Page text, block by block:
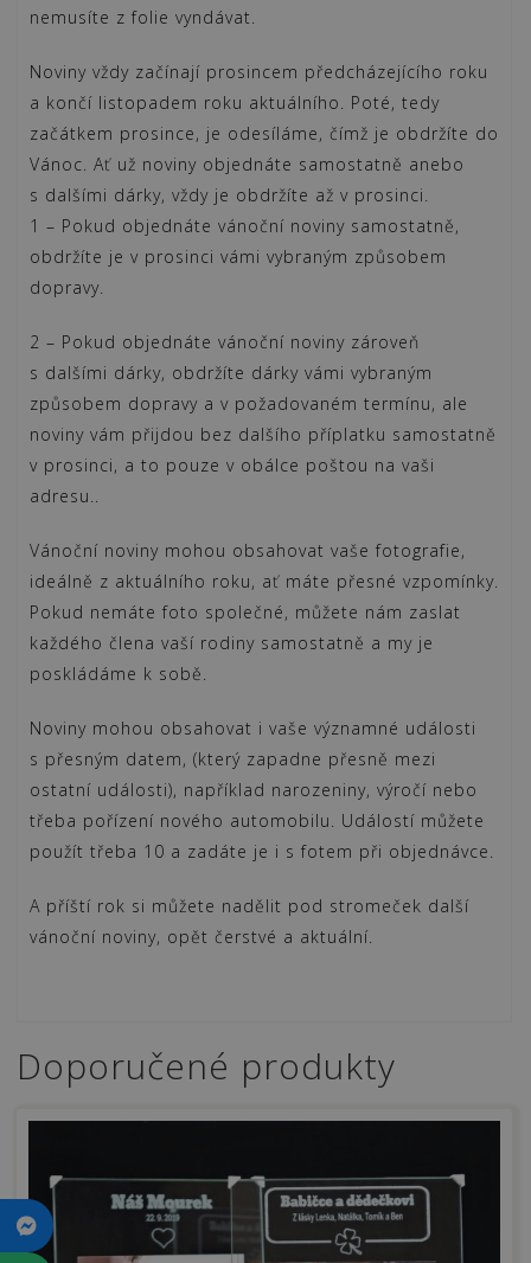
nemusíte z folie vyndávat.
Noviny vždy začínají prosincem předcházejícího roku
a končí listopadem roku aktuálního. Poté, tedy
začátkem prosince, je odesíláme, čímž je obdržíte do
Vánoc. Ať už noviny objednáte samostatně anebo
s dalšími dárky, vždy je obdržíte až v prosinci.
1 – Pokud objednáte vánoční noviny samostatně,
obdržíte je v prosinci vámi vybraným způsobem
dopravy.
2 – Pokud objednáte vánoční noviny zároveň
s dalšími dárky, obdržíte dárky vámi vybraným
způsobem dopravy a v požadovaném termínu, ale
noviny vám přijdou bez dalšího příplatku samostatně
v prosinci, a to pouze v obálce poštou na vaši
adresu..
Vánoční noviny mohou obsahovat vaše fotografie,
ideálně z aktuálního roku, ať máte přesné vzpomínky.
Pokud nemáte foto společné, můžete nám zaslat
každého člena vaší rodiny samostatně a my je
poskládáme k sobě.
Noviny mohou obsahovat i vaše významné události
s přesným datem, (který zapadne přesně mezi
ostatní události), například narozeniny, výročí nebo
třeba pořízení nového automobilu. Událostí můžete
použít třeba 10 a zadáte je i s fotem při objednávce.
A příští rok si můžete nadělit pod stromeček další
vánoční noviny, opět čerstvé a aktuální.
Doporučené produkty